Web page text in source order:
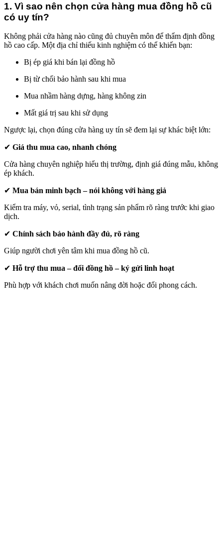
1. Vì sao nên chọn cửa hàng mua đồng hồ cũ
có uy tín?
Không phải cửa hàng nào cũng đủ chuyên môn để thẩm định đồng
hồ cao cấp. Một địa chỉ thiếu kinh nghiệm có thể khiến bạn:
Bị ép giá khi bán lại đồng hồ
Bị từ chối bảo hành sau khi mua
Mua nhầm hàng dựng, hàng không zin
Mất giá trị sau khi sử dụng
Ngược lại, chọn đúng cửa hàng uy tín sẽ đem lại sự khác biệt lớn:
✔ Giá thu mua cao, nhanh chóng
Cửa hàng chuyên nghiệp hiểu thị trường, định giá đúng mẫu, không
ép khách.
✔ Mua bán minh bạch – nói không với hàng giả
Kiểm tra máy, vỏ, serial, tình trạng sản phẩm rõ ràng trước khi giao
dịch.
✔ Chính sách bảo hành đầy đủ, rõ ràng
Giúp người chơi yên tâm khi mua đồng hồ cũ.
✔ Hỗ trợ thu mua – đổi đồng hồ – ký gửi linh hoạt
Phù hợp với khách chơi muốn nâng đời hoặc đổi phong cách.